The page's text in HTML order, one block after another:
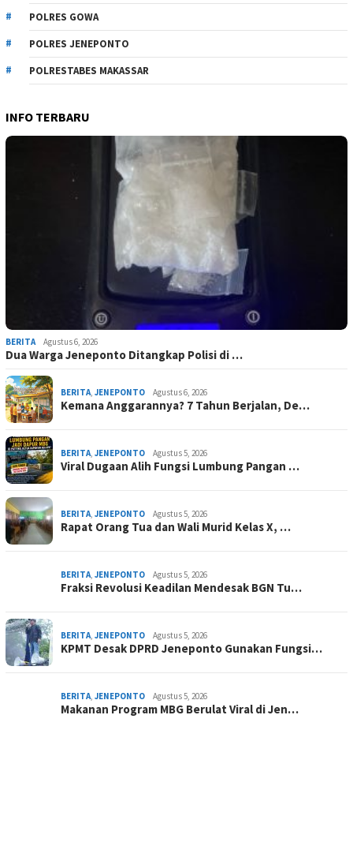
POLRES GOWA
POLRES JENEPONTO
POLRESTABES MAKASSAR
INFO TERBARU
BERITA Agustus 6, 2026
Dua Warga Jeneponto Ditangkap Polisi di …
BERITA, JENEPONTO Agustus 6, 2026
Kemana Anggarannya? 7 Tahun Berjalan, De…
BERITA, JENEPONTO Agustus 5, 2026
Viral Dugaan Alih Fungsi Lumbung Pangan …
BERITA, JENEPONTO Agustus 5, 2026
Rapat Orang Tua dan Wali Murid Kelas X, …
BERITA, JENEPONTO Agustus 5, 2026
Fraksi Revolusi Keadilan Mendesak BGN Tu…
BERITA, JENEPONTO Agustus 5, 2026
KPMT Desak DPRD Jeneponto Gunakan Fungsi…
BERITA, JENEPONTO Agustus 5, 2026
Makanan Program MBG Berulat Viral di Jen…